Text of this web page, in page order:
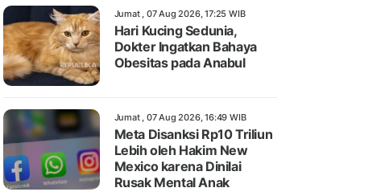
Jumat , 07 Aug 2026, 17:25 WIB
Hari Kucing Sedunia,
Dokter Ingatkan Bahaya
Obesitas pada Anabul
Jumat , 07 Aug 2026, 16:49 WIB
Meta Disanksi Rp10 Triliun
Lebih oleh Hakim New
Mexico karena Dinilai
Rusak Mental Anak